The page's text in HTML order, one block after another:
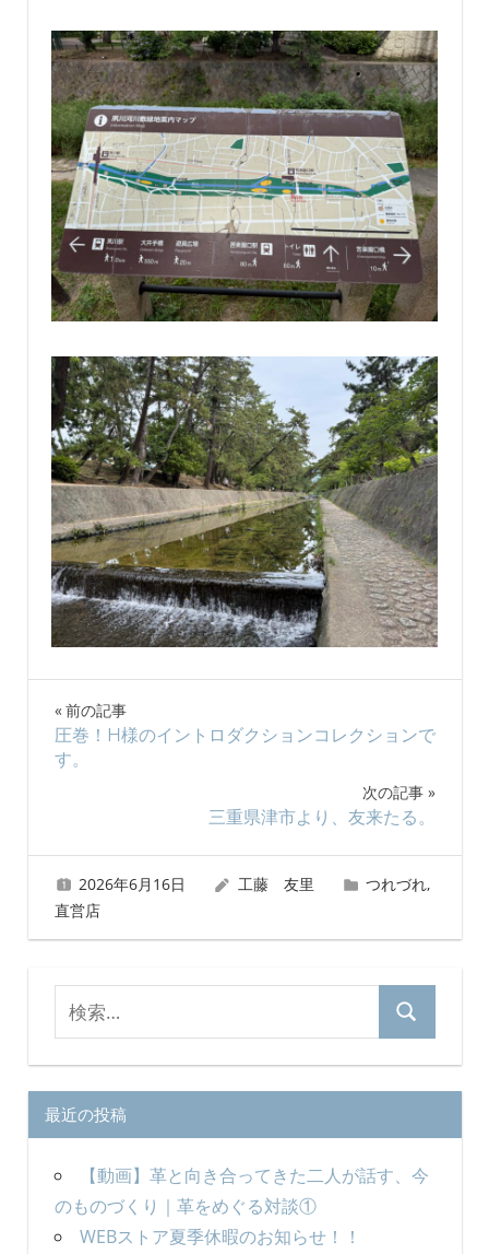
投
稿
ビ
ゲ
ー
ョ
ン
前の記事
圧巻！H様のイントロダクションコレクションで
す。
次の記事
三重県津市より、友来たる。
2026年6月16日 工藤 友里 つれづれ,
直営店
対
象:
検
最近の投稿
【動画】革と向き合ってきた二人が話す、今
のものづくり｜革をめぐる対談①
WEBストア夏季休暇のお知らせ！！